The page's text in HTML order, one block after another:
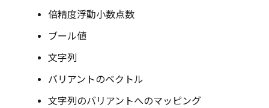
倍精度浮動小数点数
ブール値
文字列
バリアントのベクトル
文字列のバリアントへのマッピング